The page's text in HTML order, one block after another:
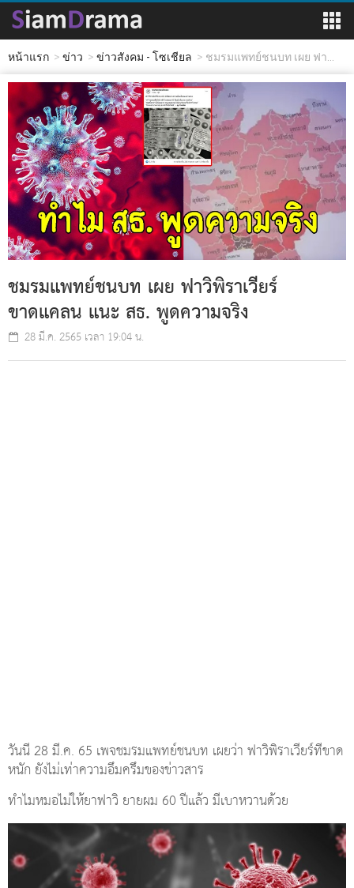
หน้าแรก ข่าว ข่าวสังคม - โซเชียล ชมรมแพทย์ชนบท เผย ฟา...
ชมรมแพทย์ชนบท เผย ฟาวิพิราเวียร์
ขาดแคลน แนะ สธ. พูดความจริง
28 มี.ค. 2565 เวลา 19:04 น.
วันนี้ 28 มี.ค. 65 เพจชมรมแพทย์ชนบท เผยว่า ฟาวิพิราเวียร์ที่ขาด
หนัก ยังไม่เท่าความอึมครึมของข่าวสาร
ทำไมหมอไม่ให้ยาฟาวิ ยายผม 60 ปีแล้ว มีเบาหวานด้วย